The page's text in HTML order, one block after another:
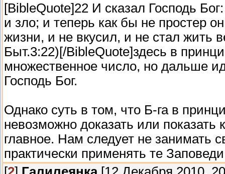
[BibleQuote]22 И сказал Господь
и зло; и теперь как бы не простер
жизни, и не вкусил, и не стал жить
Быт.3:22)[/BibleQuote]здесь в
множественное число, но дальше
Господь Бог.
Однако суть в том, что Б-га в
невозможно доказать или
главное. Нам следует не занимать
практически применять те